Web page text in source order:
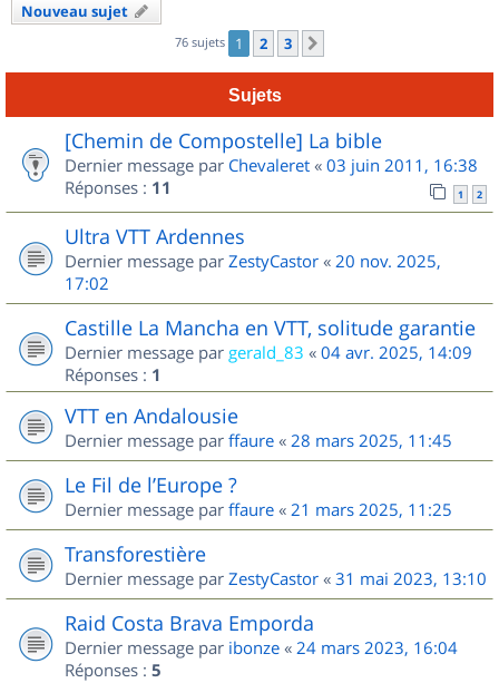
Nouveau sujet
76 sujets 1 2 3
Sujets
[Chemin de Compostelle] La bible
Dernier message par Chevaleret « 03 juin 2011, 16:38
Réponses : 11 1 2
Ultra VTT Ardennes
Dernier message par ZestyCastor « 20 nov. 2025,
17:02
Castille La Mancha en VTT, solitude garantie
Dernier message par gerald_83 « 04 avr. 2025, 14:09
Réponses : 1
VTT en Andalousie
Dernier message par ffaure « 28 mars 2025, 11:45
Le Fil de l’Europe ?
Dernier message par ffaure « 21 mars 2025, 11:25
Transforestière
Dernier message par ZestyCastor « 31 mai 2023, 13:10
Raid Costa Brava Emporda
Dernier message par ibonze « 24 mars 2023, 16:04
Réponses : 5